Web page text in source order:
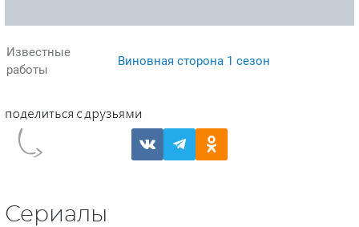
Известные
работы
Виновная сторона 1 сезон
Сериалы